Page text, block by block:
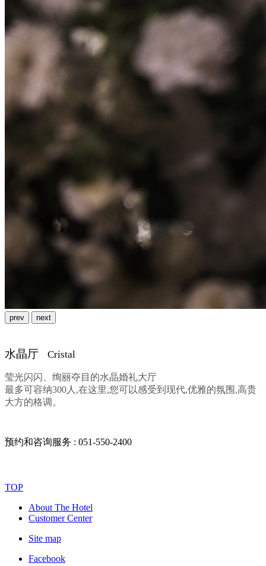
prev next
水晶厅 Cristal
莹光闪闪、绚丽夺目的水晶婚礼大厅
最多可容纳300人,在这里,您可以感受到现代,优雅的氛围,高贵
大方的格调。
预约和咨询服务 : 051-550-2400
TOP
About The Hotel
Customer Center
Site map
Facebook